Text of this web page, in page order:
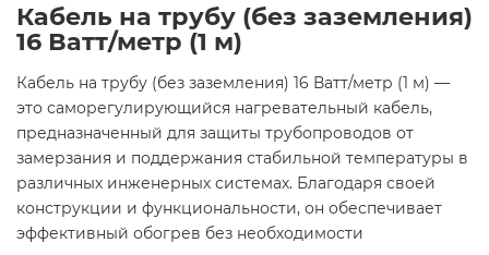
Кабель на трубу (без заземления)
16 Ватт/метр (1 м)
Кабель на трубу (без заземления) 16 Ватт/метр (1 м) —
это саморегулирующийся нагревательный кабель,
предназначенный для защиты трубопроводов от
замерзания и поддержания стабильной температуры в
различных инженерных системах. Благодаря своей
конструкции и функциональности, он обеспечивает
эффективный обогрев без необходимости